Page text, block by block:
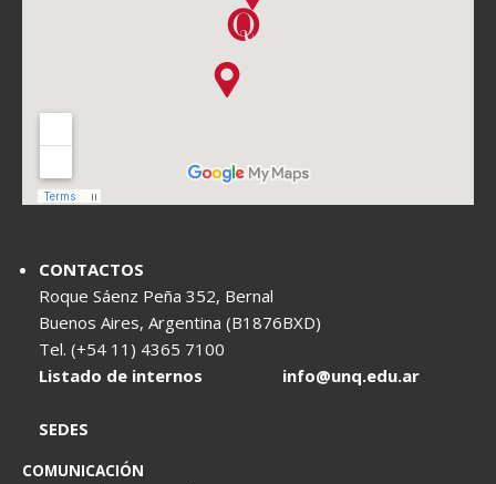
CONTACTOS
Roque Sáenz Peña 352, Bernal
Buenos Aires, Argentina (B1876BXD)
Tel. (+54 11) 4365 7100
Listado de internos
info@unq.edu.ar
SEDES
COMUNICACIÓN